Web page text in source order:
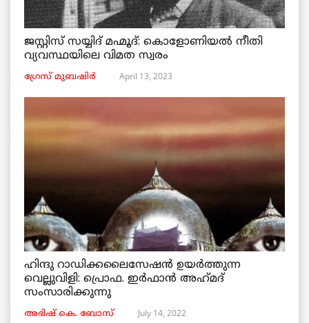
ജസ്റ്റിസ് സയ്യിദ് മഹ്മൂദ്: കൊളോണിയൽ നീതി
വ്യവസ്ഥയിലെ വിമത സ്വരം
ഗ്രേസ് മുബഷിർ April 13, 2023
ഹിന്ദു റാഡിക്കലൈസേഷൻ ഉയർത്തുന്ന
വെല്ലുവിളി: പ്രൊഫ. ഇർഫാൻ അഹ്‌മദ്‌
സംസാരിക്കുന്നു
അഭിഷ് കെ. ബോസ് July 14, 2022